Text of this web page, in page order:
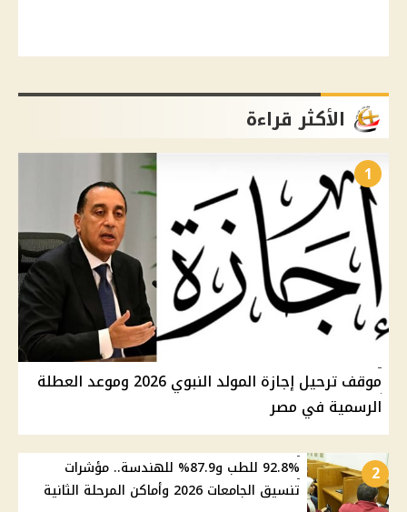
الأكثر قراءة
1
موقف ترحيل إجازة المولد النبوي 2026 وموعد العطلة
الرسمية في مصر
2
92.8% للطب و87.9% للهندسة.. مؤشرات
تنسيق الجامعات 2026 وأماكن المرحلة الثانية